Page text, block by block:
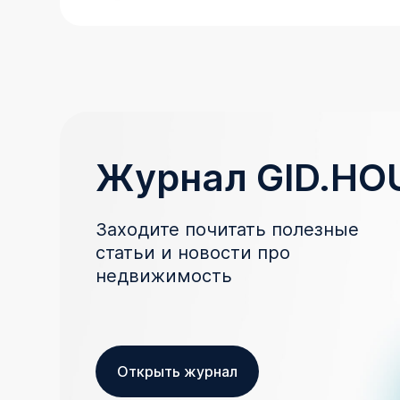
Журнал
Заходите почитать полезные
статьи и новости про
недвижимость
Открыть журнал